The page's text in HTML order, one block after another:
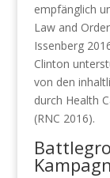
empfänglich
Law and
Issenberg
Clinton
von den
durch Health
(RNC 2016).